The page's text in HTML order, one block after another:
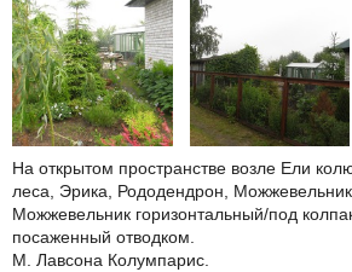
На открытом пространстве возле Ели
леса, Эрика, Рододендрон, Можжевельник
Можжевельник горизонтальный/под
посаженный отводком.
М. Лавсона Колумпарис.